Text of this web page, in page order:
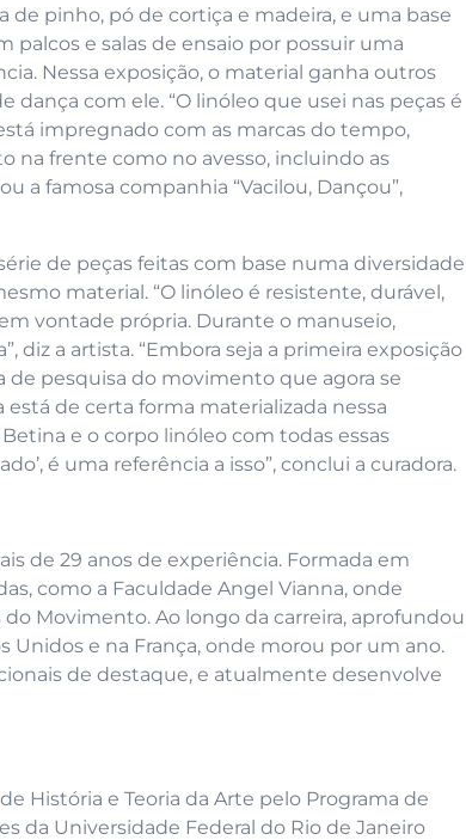
de pinho, pó de cortiça e madeira, e uma base
e salas de ensaio por possuir uma
Nessa exposição, o material ganha outros
dança com ele. “O linóleo que usei nas peças é
impregnado com as marcas do tempo,
na frente como no avesso, incluindo as
a famosa companhia “Vacilou, Dançou”,
de peças feitas com base numa diversidade
material. “O linóleo é resistente, durável,
vontade própria. Durante o manuseio,
diz a artista. “Embora seja a primeira exposição
pesquisa do movimento que agora se
está de certa forma materializada nessa
e o corpo linóleo com todas essas
é uma referência a isso”, conclui a curadora.
de 29 anos de experiência. Formada em
como a Faculdade Angel Vianna, onde
Movimento. Ao longo da carreira, aprofundou
Unidos e na França, onde morou por um ano.
de destaque, e atualmente desenvolve
História e Teoria da Arte pelo Programa de
da Universidade Federal do Rio de Janeiro